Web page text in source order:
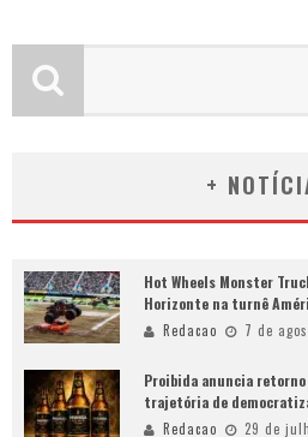
+
Hot Wheels Monster
Horizonte na turnê
Redacao 7 de
Proibida anuncia
trajetória de
Redacao 29 de